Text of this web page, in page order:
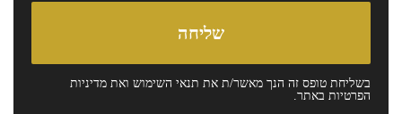
בשליחת טופס זה הנך מאשר/ת את תנאי השימוש ואת מדיניות
הפרטיות באתר.